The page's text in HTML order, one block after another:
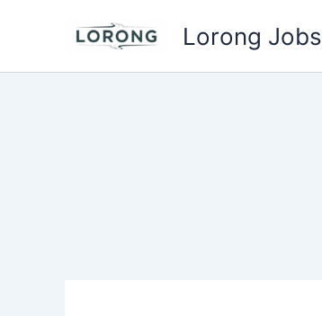
Lorong Jobs